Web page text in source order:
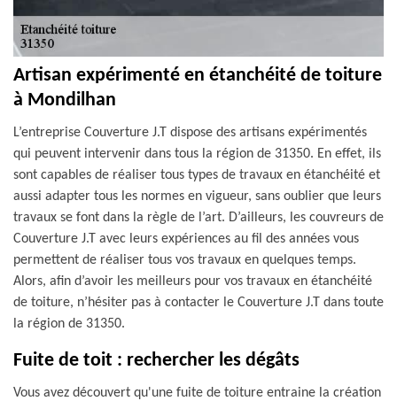
Artisan expérimenté en étanchéité de toiture
à Mondilhan
L’entreprise Couverture J.T dispose des artisans expérimentés
qui peuvent intervenir dans tous la région de 31350. En effet, ils
sont capables de réaliser tous types de travaux en étanchéité et
aussi adapter tous les normes en vigueur, sans oublier que leurs
travaux se font dans la règle de l’art. D’ailleurs, les couvreurs de
Couverture J.T avec leurs expériences au fil des années vous
permettent de réaliser tous vos travaux en quelques temps.
Alors, afin d’avoir les meilleurs pour vos travaux en étanchéité
de toiture, n’hésiter pas à contacter le Couverture J.T dans toute
la région de 31350.
Fuite de toit : rechercher les dégâts
Vous avez découvert qu'une fuite de toiture entraine la création